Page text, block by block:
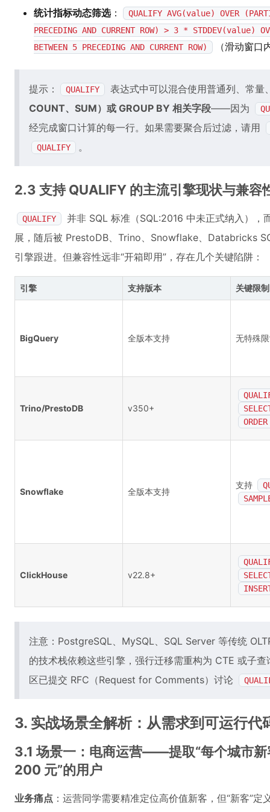
统计指标动态筛选：
QUALIFY AVG(value) OVER
PRECEDING AND CURRENT ROW) > 3 * STDDEV(value)
BETWEEN 5 PRECEDING AND CURRENT ROW)
（滑动窗
提示： QUALIFY
表达式中可以混合使用普通列、常量
COUNT、SUM）或 GROUP BY 相关字段——因为
经完成窗口计算的每一行。如果需要聚合后过滤，请用
QUALIFY 。
2.3 支持 QUALIFY 的主流引擎现状与兼容
QUALIFY
并非 SQL 标准（SQL:2016 中未正式纳入）
展，随后被 PrestoDB、Trino、Snowflake、Databricks
引擎跟进。但兼容性远非“开箱即用”，存在几个关键陷阱：
引擎 支持版本 关键限制
BigQuery 全版本支持 无特殊
Trino/PrestoDB v350+
Snowflake 全版本支持
支持
ClickHouse v22.8+
注意：PostgreSQL、MySQL、SQL Server 等传统
的技术栈依赖这些引擎，强行迁移需重构为 CTE 或子
区已提交 RFC（Request for Comments）讨论
3. 实战场景全解析：从需求到可运行代
3.1 场景一：电商运营——提取“每个城市
200 元”的用户
业务痛点 ：运营同学需要精准定位高价值新客，但“新客”